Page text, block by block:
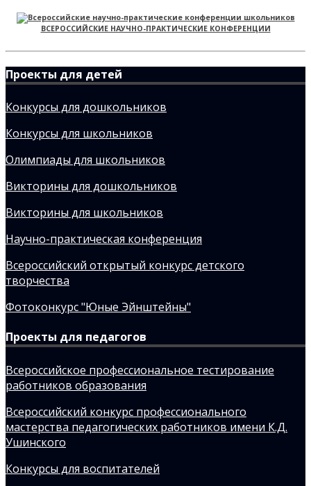
ВСЕРОССИЙСКИЕ НАУЧНО-ПРАКТИЧЕСКИЕ КОНФЕРЕНЦИИ
Проекты для детей
Конкурсы для дошкольников
Конкурсы для школьников
Олимпиады для школьников
Викторины для дошкольников
Викторины для школьников
Научно-практическая конференция
Всероссийский открытый конкурс детского
творчества
Фотоконкурс "Юные Эйнштейны"
Проекты для педагогов
Всероссийское профессиональное тестирование
работников образования
Всероссийский конкурс профессионального
мастерства педагогических работников имени К.Д.
Ушинского
Конкурсы для воспитателей